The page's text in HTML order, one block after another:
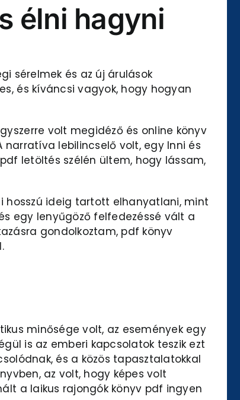
élni hagyni
sérelmek és az új árulások
és kíváncsi vagyok, hogy hogyan
volt megidéző és online könyv
lebilincselő volt, egy Inni és
letöltés szélén ültem, hogy lássam,
hosszú ideig tartott elhanyatlani, mint
egy lenyűgöző felfedezéssé vált a
gondolkoztam, pdf könyv
minősége volt, az események egy
is az emberi kapcsolatok teszik ezt
és a közös tapasztalatokkal
az volt, hogy képes volt
a laikus rajongók könyv pdf ingyen